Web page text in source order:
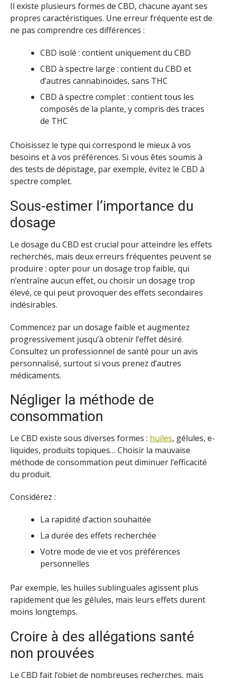
Il existe plusieurs formes de CBD, chacune ayant ses
propres caractéristiques. Une erreur fréquente est de
ne pas comprendre ces différences :
CBD isolé : contient uniquement du CBD
CBD à spectre large : contient du CBD et
d’autres cannabinoïdes, sans THC
CBD à spectre complet : contient tous les
composés de la plante, y compris des traces
de THC
Choisissez le type qui correspond le mieux à vos
besoins et à vos préférences. Si vous êtes soumis à
des tests de dépistage, par exemple, évitez le CBD à
spectre complet.
Sous-estimer l’importance du
dosage
Le dosage du CBD est crucial pour atteindre les effets
recherchés, mais deux erreurs fréquentes peuvent se
produire : opter pour un dosage trop faible, qui
n’entraîne aucun effet, ou choisir un dosage trop
élevé, ce qui peut provoquer des effets secondaires
indésirables.
Commencez par un dosage faible et augmentez
progressivement jusqu’à obtenir l’effet désiré.
Consultez un professionnel de santé pour un avis
personnalisé, surtout si vous prenez d’autres
médicaments.
Négliger la méthode de
consommation
Le CBD existe sous diverses formes : huiles, gélules, e-
liquides, produits topiques… Choisir la mauvaise
méthode de consommation peut diminuer l’efficacité
du produit.
Considérez :
La rapidité d’action souhaitée
La durée des effets recherchée
Votre mode de vie et vos préférences
personnelles
Par exemple, les huiles sublinguales agissent plus
rapidement que les gélules, mais leurs effets durent
moins longtemps.
Croire à des allégations santé
non prouvées
Le CBD fait l’objet de nombreuses recherches, mais